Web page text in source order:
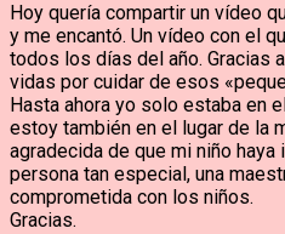
Hoy quería compartir un vídeo
y me encantó. Un vídeo con el
todos los días del año. Gracias
vidas por cuidar de esos
Hasta ahora yo solo estaba en
estoy también en el lugar de la
agradecida de que mi niño haya
persona tan especial, una
comprometida con los niños.
Gracias.